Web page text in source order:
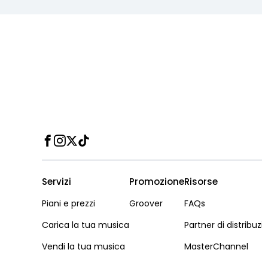
Facebook
Instagram
Twitter
TikTok
Servizi
Piani e prezzi
Carica la tua musica
Vendi la tua musica
Promozione
Groover
Risorse
FAQs
Partner di
MasterChannel